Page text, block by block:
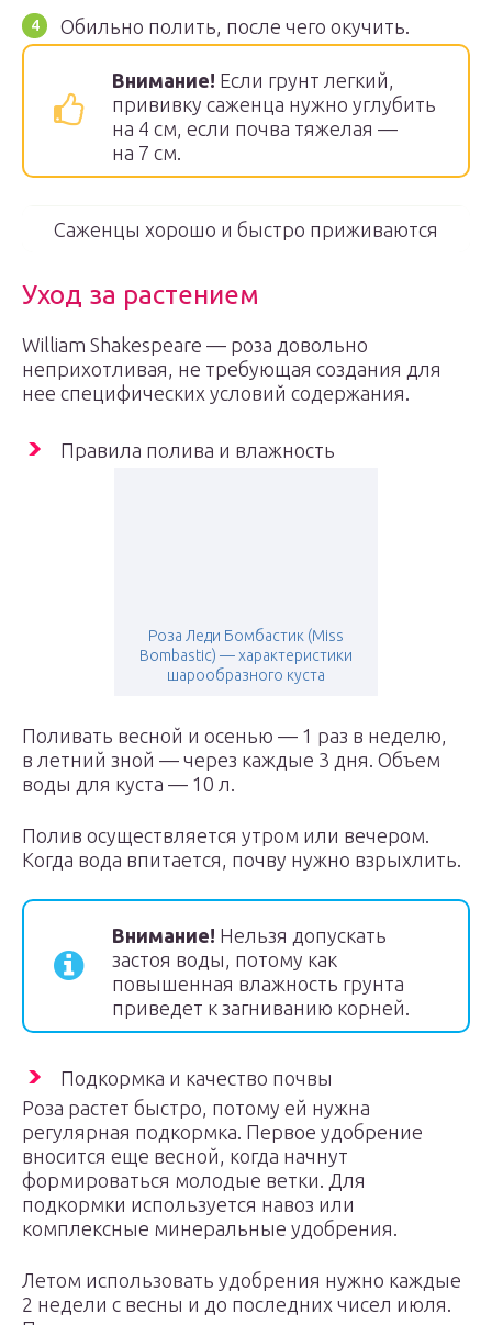
Обильно полить, после чего окучить.
Внимание! Если грунт легкий,
прививку саженца нужно углубить
на 4 см, если почва тяжелая —
на 7 см.
Саженцы хорошо и быстро приживаются
Уход за растением
William Shakespeare — роза довольно
неприхотливая, не требующая создания для
нее специфических условий содержания.
Правила полива и влажность
Роза Леди Бомбастик (Miss
Bombastic) — характеристики
шарообразного куста
Поливать весной и осенью — 1 раз в неделю,
в летний зной — через каждые 3 дня. Объем
воды для куста — 10 л.
Полив осуществляется утром или вечером.
Когда вода впитается, почву нужно взрыхлить.
Внимание! Нельзя допускать
застоя воды, потому как
повышенная влажность грунта
приведет к загниванию корней.
Подкормка и качество почвы
Роза растет быстро, потому ей нужна
регулярная подкормка. Первое удобрение
вносится еще весной, когда начнут
формироваться молодые ветки. Для
подкормки используется навоз или
комплексные минеральные удобрения.
Летом использовать удобрения нужно каждые
2 недели с весны и до последних чисел июля.